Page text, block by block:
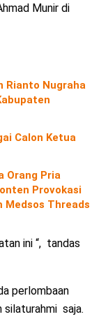
Munir di
Rianto Nugraha
Calon Ketua
Orang Pria
Provokasi
Medsos Threads
ini “, tandas
perlombaan
silaturahmi saja.